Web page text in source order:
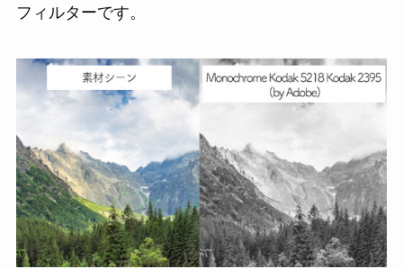
フィルターです。